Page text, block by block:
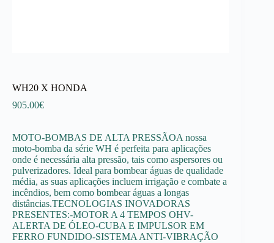
WH20 X HONDA
905.00€
MOTO-BOMBAS DE ALTA PRESSÃOA nossa
moto-bomba da série WH é perfeita para aplicações
onde é necessária alta pressão, tais como aspersores ou
pulverizadores. Ideal para bombear águas de qualidade
média, as suas aplicações incluem irrigação e combate a
incêndios, bem como bombear águas a longas
distâncias.TECNOLOGIAS INOVADORAS
PRESENTES:-MOTOR A 4 TEMPOS OHV-
ALERTA DE ÓLEO-CUBA E IMPULSOR EM
FERRO FUNDIDO-SISTEMA ANTI-VIBRAÇÃO